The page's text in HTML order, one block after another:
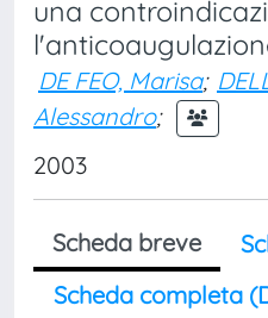
una
DE FEO, Marisa;
Alessandro;
2003
Scheda breve
Scheda completa